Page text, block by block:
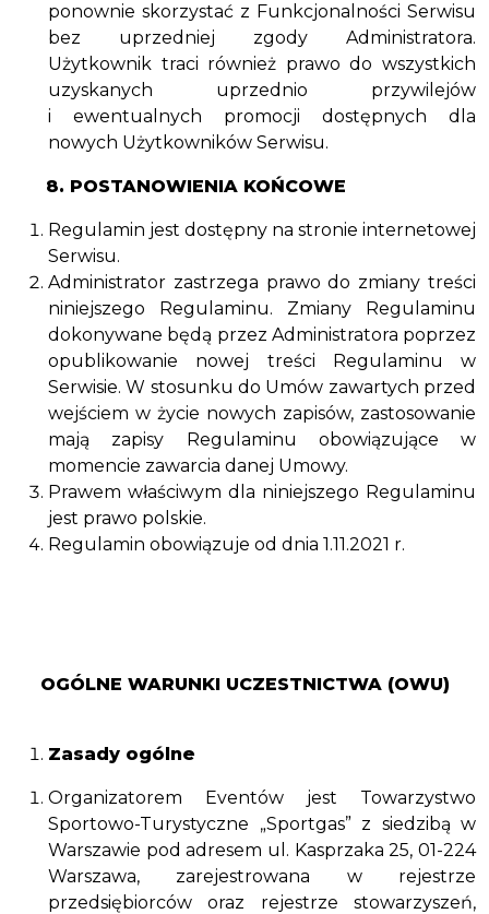
ponownie skorzystać z Funkcjonalności Serwisu
bez uprzedniej zgody Administratora.
Użytkownik traci również prawo do wszystkich
uzyskanych uprzednio przywilejów
i ewentualnych promocji dostępnych dla
nowych Użytkowników Serwisu.
8. POSTANOWIENIA KOŃCOWE
Regulamin jest dostępny na stronie internetowej
Serwisu.
Administrator zastrzega prawo do zmiany treści
niniejszego Regulaminu. Zmiany Regulaminu
dokonywane będą przez Administratora poprzez
opublikowanie nowej treści Regulaminu w
Serwisie. W stosunku do Umów zawartych przed
wejściem w życie nowych zapisów, zastosowanie
mają zapisy Regulaminu obowiązujące w
momencie zawarcia danej Umowy.
Prawem właściwym dla niniejszego Regulaminu
jest prawo polskie.
Regulamin obowiązuje od dnia 1.11.2021 r.
OGÓLNE WARUNKI UCZESTNICTWA (OWU)
Zasady ogólne
Organizatorem Eventów jest Towarzystwo
Sportowo-Turystyczne „Sportgas” z siedzibą w
Warszawie pod adresem ul. Kasprzaka 25, 01-224
Warszawa, zarejestrowana w rejestrze
przedsiębiorców oraz rejestrze stowarzyszeń,